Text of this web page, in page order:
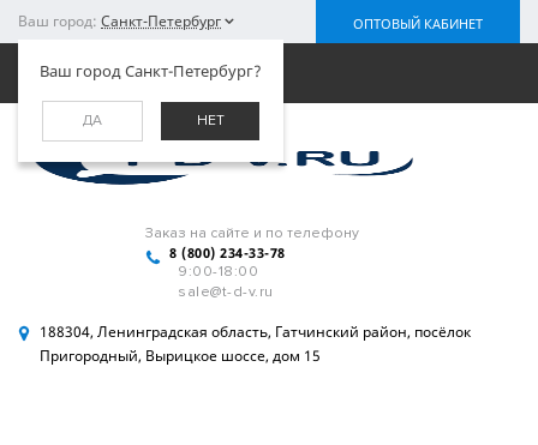
Ваш город: Санкт-Петербург
Ваш город Санкт-Петербург?
ДА НЕТ
ОПТОВЫЙ КАБИНЕТ
Заказ на сайте и по телефону
8 (800) 234-33-78
9:00-18:00
sale@t-d-v.ru
188304, Ленинградская область, Гатчинский район, посёлок
Пригородный, Вырицкое шоссе, дом 15
Меню